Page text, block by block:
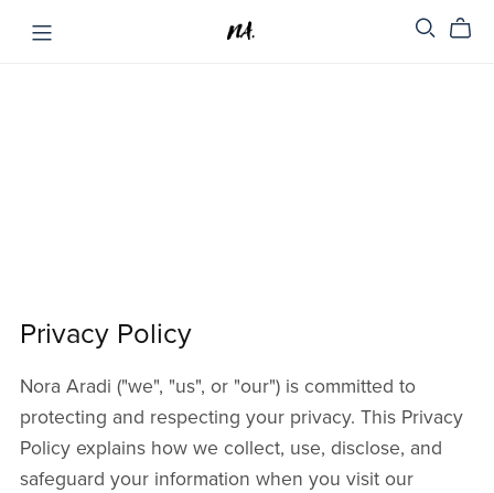
Privacy Policy
Nora Aradi ("we", "us", or "our") is committed to
protecting and respecting your privacy. This Privacy
Policy explains how we collect, use, disclose, and
safeguard your information when you visit our